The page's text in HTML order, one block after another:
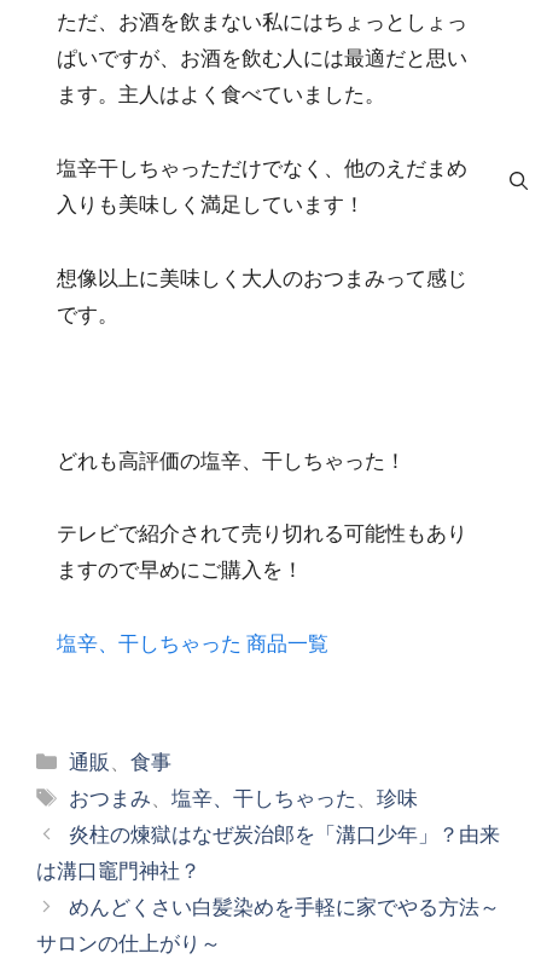
ただ、お酒を飲まない私にはちょっとしょっ
ぱいですが、お酒を飲む人には最適だと思い
ます。主人はよく食べていました。
塩辛干しちゃっただけでなく、他のえだまめ
入りも美味しく満足しています！
想像以上に美味しく大人のおつまみって感じ
です。
どれも高評価の塩辛、干しちゃった！
テレビで紹介されて売り切れる可能性もあり
ますので早めにご購入を！
塩辛、干しちゃった 商品一覧
カ
テ
ゴ
リ
ー
通販、食事
タ
グ
おつまみ、塩辛、干しちゃった、珍味
炎柱の煉獄はなぜ炭治郎を「溝口少年」？由来
は溝口竈門神社？
めんどくさい白髪染めを手軽に家でやる方法～
サロンの仕上がり～